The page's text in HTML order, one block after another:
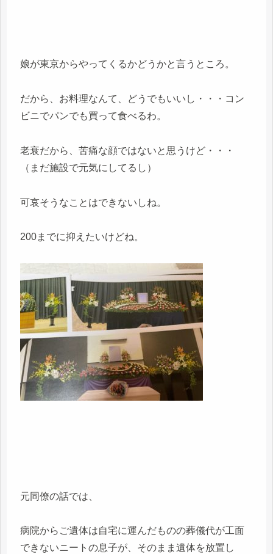
娘が東京からやってくるかどうかと言うところ。
だから、お料理なんて、どうでもいいし・・・コン
ビニでパンでも買って食べるわ。
老衰だから、苦痛な顔ではないと思うけど・・・
（まだ施設で元気にしてるし）
可哀そうなことはできないしね。
200までに抑えたいけどね。
元同僚の話では、
病院からご遺体は自宅に運んだものの葬儀代が工面
できないニートの息子が、そのまま遺体を放置し